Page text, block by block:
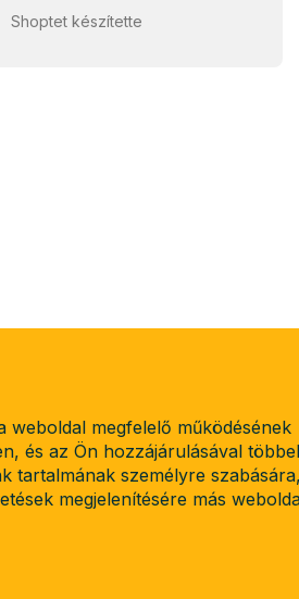
weboldal megfelelő működésének
és az Ön hozzájárulásával
tartalmának személyre
megjelenítésére más
Shoptet készítette